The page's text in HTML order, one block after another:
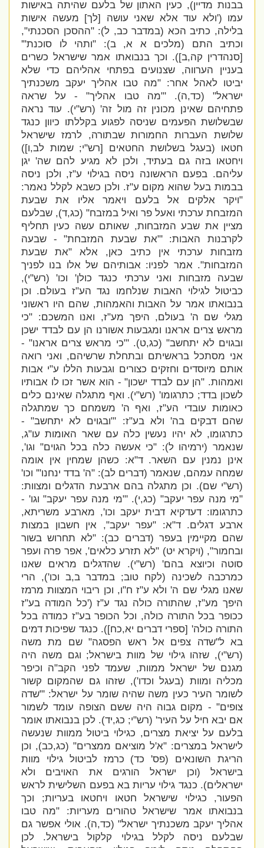
בבנות מדיין), כעין האתון של בלעם שהיתה באישות
עמו (' ולא עוד אלא שאני עושה [לך] מעשה אישות
בלילה, כתיב הכא (במדבר כב, ל): "ההסכן הסכנתי",
וכתיב התם (מלכים א א, ב): "ותהי לו סוכנת"'
[סנהדרין קה,ב]). וכך בנבואתו אמר שישראל כשרים
בעניין הערווה, שצנועים בפתחי אהליהם כדי שלא
יביטו לאהל אחר: " מה טבו אהליך יעקב משכנתיך
ישראל" (כד,ה). '
"מה טבו אהליך" - על שראה
פתחיהם שאינן מכונין זה מול זה' (רש"י). עוד נראה
שבשלושת הפעמים שניסה לפגוע בקללתו כיוון כנגד
שלושת העברות החמורות שבתורה, לרמז שישראל
חטאו (בעגל בשלושת החטאים [רש"י; שמות לב,ו])
ויחטאו בזה גם בעתיד, ולכן לא מגיע להם שה' יגן
עליהם. בפעם הראשונה ניסה בגילוי ע"ז, ולכן ניסה
בבמות בעל שהוא מקום ע"ז. ולכן כשבא לקלל נאמר:
ויקר אלקים אל בלעם ויאמר אליו את שבעת
המזבחת ערכתי ואעל פר ואיל במזבח" (כג,ד), שבלעם
מציין את שבע המזבחות, שאותם עשה כעין תחליף
לקרבנות האבות: ' "את שבעת המזבחת" - שבעה
מזבחות ערכתי אין כתיב כאן, אלא "את שבעת
המזבחות". אמר לפניו: אבותיהם של אלו בנו לפניך
שבעה מזבחות ואני ערכתי כנגד כולן' וכו' (רש"י),
כביטול לגילוי האבות שנלחמו נגד הע"ז בעולם. וכן
בנבואתו אמר על האבות והאמהות, שהם היו ראשוני
מגלי שם ה' בעולם, היפך מע"ז, ואנו המשכם: " כי
מראש צרים אראנו ומגבעות אשורנו הן עם לבדד ישכן
ובגוים לא יתחשב" (כג,ט). '"כי מראש צרים אראנו" -
אני מסתכל בראשיתם ובתחלת שרשיהם, ואני רואה
אותם מיוסדים וחזקים כצורים וגבעות הללו ע"י אבות
ואמהות."הן עם לבדד ישכון" - הוא אשר זכו לו אבותיו
לשכון בדד; כתרגומו' (רש"י). ואף מתגלה שאינם כלים
כאומות עובדי הע"ז, ואף ה' משמחם כך שמתגלה
שהם דבקים בה' ולא בע"ז: '"ובגוים לא יתחשב" -
כתרגומו, לא יהיו נעשין כלה עם שאר האומות עו"ג,
שנאמר (ירמיהו ל): "כי אעשה כלה בכל הגוים" וגו',
אינן נמנין עם השאר. ד"א: כשהן שמחין אין אומה
שמחה עמהם, שנאמר (דברים לב): "ה' בדד ינחנו"' וכו'
(רש"י שם). וכן מתגלה בהם ארבעת הדגלים ומצוות:
מי מנה עפר יעקב" (כג,י).'" מי מנה עפר יעקב" וגו' -
כתרגומו: דעדקיא דבית יעקב וכו', מארבע משריתא,
ארבע דגלים. ד"א: "עפר יעקב", אין חשבון במצות
שהם מקיימין בעפר (דברים כב): "לא תחרוש בשור
ובחמור", (ויקרא יט) "לא תזרע כלאים', אפר פרה ועפר
סוטה וכיוצא בהם' (רש"י). שהדגלים מראים שאנו
כמרכבה לשכינה (לקח טוב; במדבר ב,ב וכו'), הרי
שאנו מגלי שם ה' ולא ע"ז ח"ו, וכן ריבוי המצוות מרמז
היפך מע"ז, שהתורה כולה נגד ע"ז (' כל המודה בע"ז
ככופר בכל התורה כולה, וכל הכופר בע"ז כמודה בכל
התורה כולה'[ספרי דברים יא,כח]). כנגד שפיכות דמים
בא ל"שדה צפים אל ראש הפסגה" שם מת משה
(רש"י), שזהו גילוי של מוות בישראל; וגם משה היה
מגנם של ישראל ממוות, שעמד לפני הקב"ה וכיפר
מכליה ומוות (בעגל וכדו'), שזהו גם שהמקום קשור
לשומר העיר כעין משה שהיה שומר על ישראל: '"שדה
צופים" - מקום גבוה היה ששם הצופה עומד לשמור
אם יבא חיל על העיר' (רש"י; כג,יד). לכן בנבואתו אומר
בלעם על יציאת מצרים, כגילוי ביטול ממוות שנעשה
לישראל במצרים: "א'ל מוציאם ממצרים" (כג,כב), וכן
הריגת השונאים (פס' כד) כרמז לביטול גילוי מוות
בישראל (וכן ישראל הורגים את האויבים ולא
ישראלים). כנגד גילוי עריות בא בפעם השלישית לראש
הפעור, כגילוי שישראל חטאו ויחטאו בעריות; וכך
בנבואתו אמר שישראל טהורים מעריות: "
מה טבו
אהליך יעקב משכנתיך ישראל" (כד,ה). אולי אפשר גם
שבלעם ניסה לקלל בגילוי קלקול בישראל. לכן